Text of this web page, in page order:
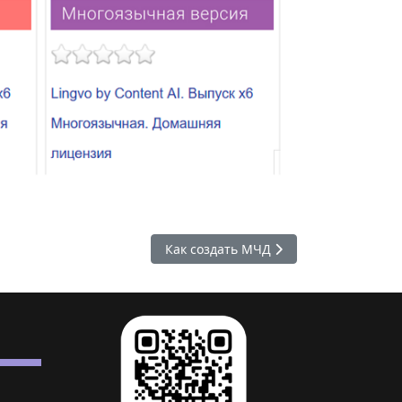
Следующий: Как создать МЧД
Как создать МЧД